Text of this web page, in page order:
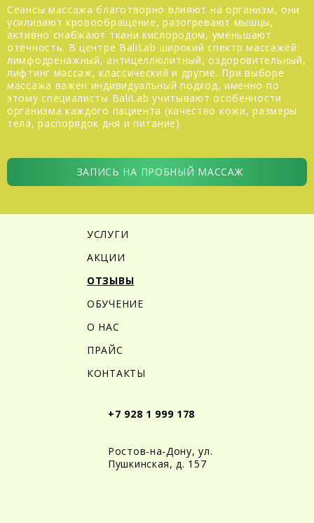
Сеансы массажа благотворно влияют на организм, они
усиливают кровообращение, разогревают мышцы,
активно снабжают ткани кислородом, уменьшают
отёчность. В центре BaliLab широкий спектр массажей:
лимфодренажный, антицеллюлитный, оздоровительный,
лифтинг массаж, классический и другие. При выборе
массажа важен индивидуальный подход, именно по
этому специалисты BaliLab учитывают особенности
организма каждого пациента (качество кожи, размеры
тела, распорядок дня и питание).
ЗАПИСЬ НА ПРОБНЫЙ МАССАЖ
УСЛУГИ
АКЦИИ
ОТЗЫВЫ
ОБУЧЕНИЕ
О НАС
ПРАЙС
КОНТАКТЫ
+7 928 1 999 178
Ростов-на-Дону, ул.
Пушкинская, д. 157